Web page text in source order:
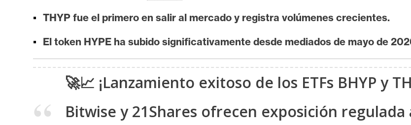
s
o
s
d
THYP fue el primero en salir al mercado y registra volúmenes crecientes.
El token HYPE ha subido significativamente desde mediados de mayo de
🚀📈 ¡Lanzamiento exitoso de los ETFs BHYP y
Bitwise y 21Shares ofrecen exposición regulada